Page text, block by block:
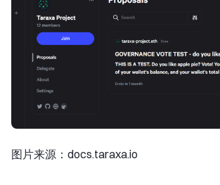
图片来源：docs.taraxa.io